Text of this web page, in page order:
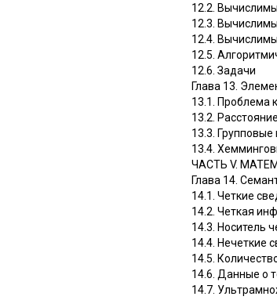
12.2.
12.3.
12.4.
12.5.
12.6. Задачи
Глава 13.
13.1. Проблема
13.2.
13.3. Групповые
13.4.
ЧАСТЬ V.
Глава 14.
14.1. Четкие
14.2. Четкая
14.3. Носитель
14.4. Нечеткие
14.5.
14.6. Данные о
14.7.